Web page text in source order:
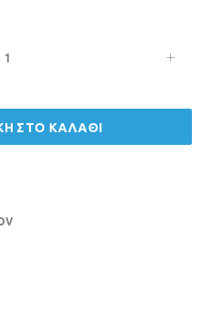
ΣΤΟ ΚΑΛΑΘΙ